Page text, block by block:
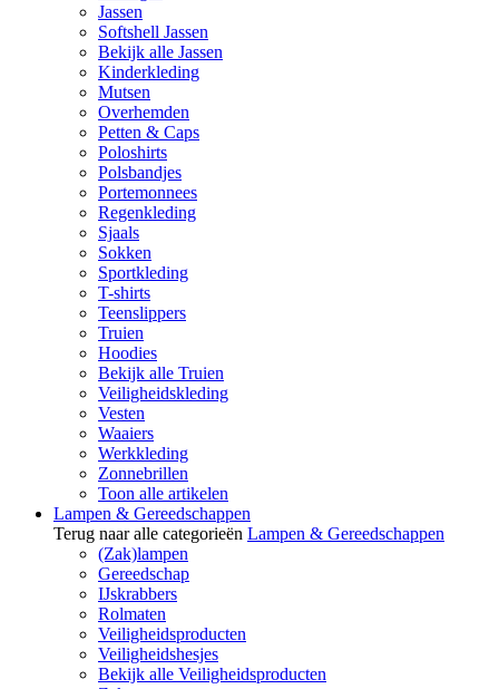
Jassen
Softshell Jassen
Bekijk alle Jassen
Kinderkleding
Mutsen
Overhemden
Petten & Caps
Poloshirts
Polsbandjes
Portemonnees
Regenkleding
Sjaals
Sokken
Sportkleding
T-shirts
Teenslippers
Truien
Hoodies
Bekijk alle Truien
Veiligheidskleding
Vesten
Waaiers
Werkkleding
Zonnebrillen
Toon alle artikelen
Lampen & Gereedschappen
Terug naar alle categorieën Lampen & Gereedschappen
(Zak)lampen
Gereedschap
IJskrabbers
Rolmaten
Veiligheidsproducten
Veiligheidshesjes
Bekijk alle Veiligheidsproducten